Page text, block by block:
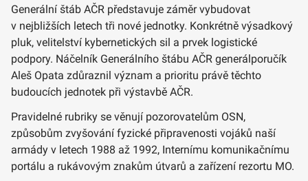
Generální štáb AČR představuje záměr vybudovat
v nejbližších letech tři nové jednotky. Konkrétně výsadkový
pluk, velitelství kybernetických sil a prvek logistické
podpory. Náčelník Generálního štábu AČR generálporučík
Aleš Opata zdůraznil význam a prioritu právě těchto
budoucích jednotek při výstavbě AČR.
Pravidelné rubriky se věnují pozorovatelům OSN,
způsobům zvyšování fyzické připravenosti vojáků naší
armády v letech 1988 až 1992, Internímu komunikačnímu
portálu a rukávovým znakům útvarů a zařízení rezortu MO.